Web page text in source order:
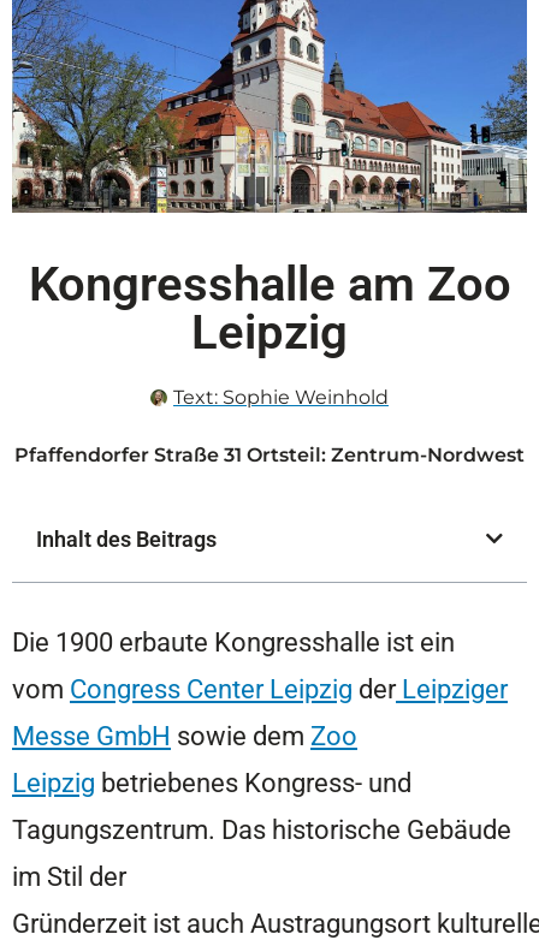
Kongresshalle am Zoo
Leipzig
Text: Sophie Weinhold
Pfaffendorfer Straße 31 Ortsteil: Zentrum-Nordwest
Inhalt des Beitrags
Die 1900 erbaute Kongresshalle ist ein
vom Congress Center Leipzig derLeipziger
Messe GmbH sowie dem Zoo
Leipzig betriebenes Kongress- und
Tagungszentrum. Das historische Gebäude
im Stil der
Gründerzeit ist auch Austragungsort